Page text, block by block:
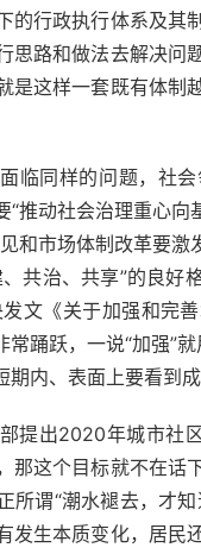
的行政执行体系及其
思路和做法去解决问
是这样一套既有体
临同样的问题，社
推动社会治理重心
和市场体制改革要
共治、共享”的良
文《关于加强和完
踊跃，一说“加强”
内、表面上要看到
提出2020年城市社
那这个目标就不在话
所谓“潮水褪去，才
发生本质变化，居